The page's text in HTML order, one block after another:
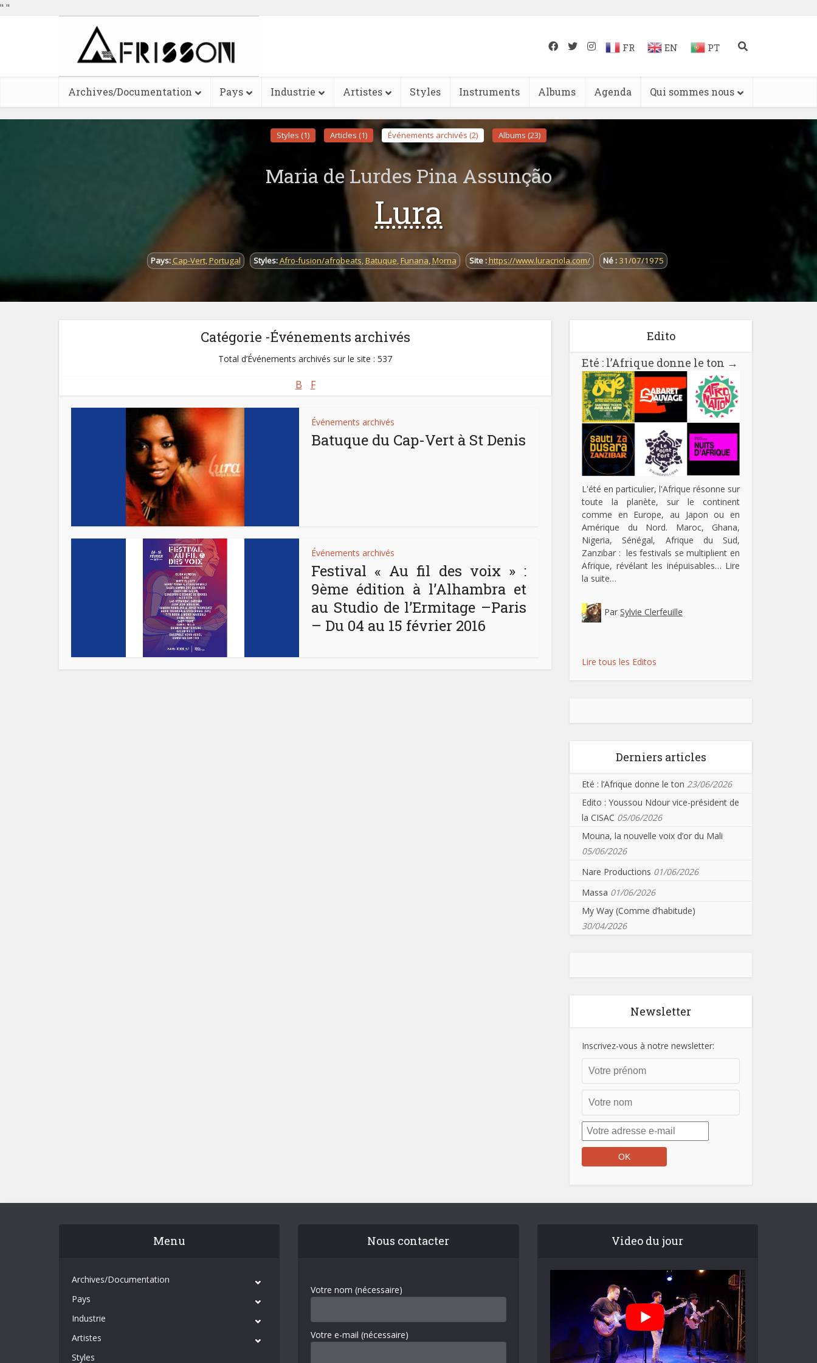
" "
FR EN PT
Archives/Documentation Pays Industrie Artistes Styles Instruments Albums Agenda Qui sommes nous
Styles (1) Articles (1) Événements archivés (2) Albums (23)
Maria de Lurdes Pina Assunção
Lura
Pays: Cap-Vert,Portugal Styles:Afro-fusion/afrobeats,Batuque,Funana,Morna Site :https://www.luracriola.com/ Né : 31/07/1975
Catégorie -Événements archivés
Total d’Événements archivés sur le site : 537
B F
Événements archivés
Batuque du Cap-Vert à St Denis
Événements archivés
Festival « Au fil des voix » :
9ème édition à l’Alhambra et
au Studio de l’Ermitage –Paris
– Du 04 au 15 février 2016
Edito
Eté : l’Afrique donne le ton →
L'été en particulier, l'Afrique résonne sur
toute la planète, sur le continent
comme en Europe, au Japon ou en
Amérique du Nord. Maroc, Ghana,
Nigeria, Sénégal, Afrique du Sud,
Zanzibar : les festivals se multiplient en
Afrique, révélant les inépuisables… Lire
la suite…
Par Sylvie Clerfeuille
Lire tous les Editos
Derniers articles
Eté : l’Afrique donne le ton 23/06/2026
Edito : Youssou Ndour vice-président de
la CISAC 05/06/2026
Mouna, la nouvelle voix d’or du Mali
05/06/2026
Nare Productions 01/06/2026
Massa 01/06/2026
My Way (Comme d’habitude)
30/04/2026
Newsletter
Inscrivez-vous à notre newsletter:
Menu
Archives/Documentation
Pays
Industrie
Artistes
Styles
Nous contacter
Votre nom (nécessaire)
Votre e-mail (nécessaire)
Video du jour